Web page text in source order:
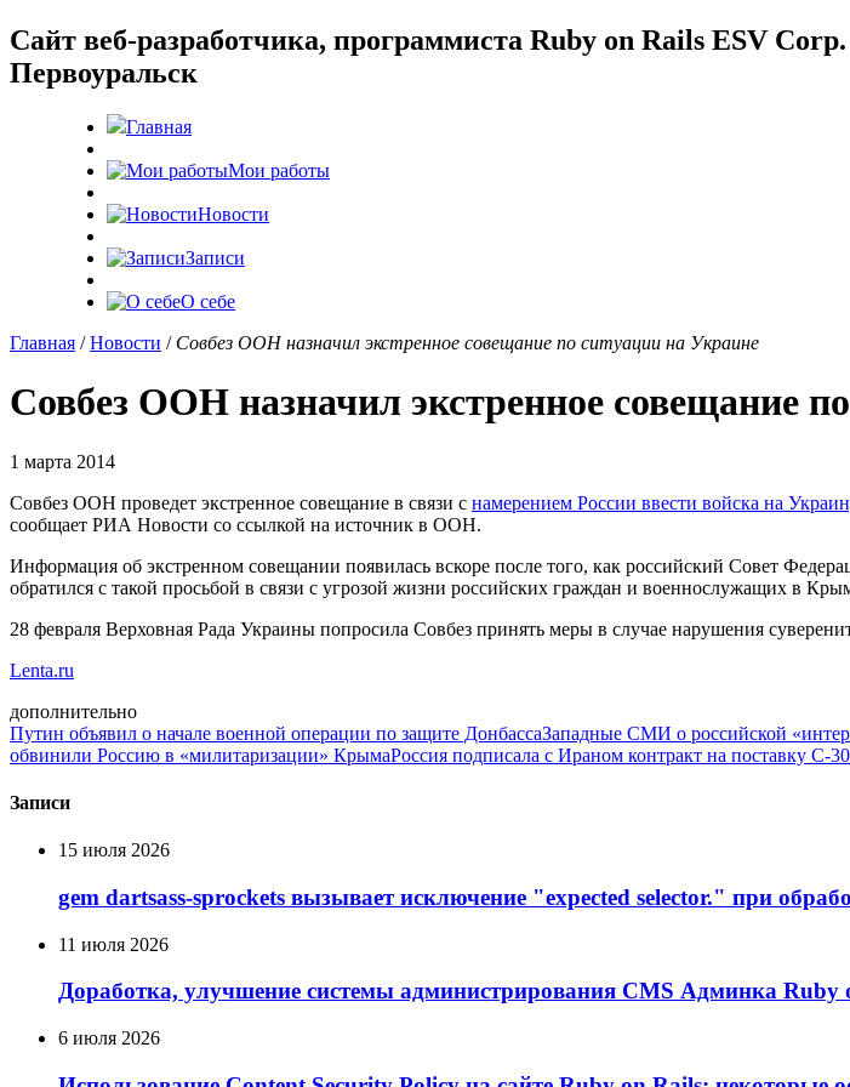
Cайт веб-разработчика, программиста Ruby on Rails ESV
Первоуральск
Главная
Мои работы
Новости
Записи
О себе
Главная /Новости / Совбез ООН назначил экстренное совещание по ситуации на Украине
Совбез ООН назначил экстренное совещание
1 марта 2014
Совбез ООН проведет экстренное совещание в связи с намерением России ввести войска на
сообщает РИА Новости со ссылкой на источник в ООН.
Информация об экстренном совещании появилась вскоре после того, как российский Совет
обратился с такой просьбой в связи с угрозой жизни российских граждан и военнослужащих в
28 февраля Верховная Рада Украины попросила Совбез принять меры в случае нарушения
Lenta.ru
дополнительно
Путин объявил о начале военной операции по защите ДонбассаЗападные СМИ о российской
обвинили Россию в «милитаризации» КрымаРоссия подписала с Ираном контракт на поставку С-
Записи
15 июля 2026
gem dartsass-sprockets вызывает исключение "expected selector." при
11 июля 2026
Доработка, улучшение системы администрирования CMS Админка
6 июля 2026